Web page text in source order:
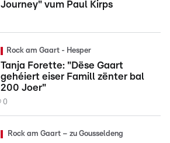
Journey" vum Paul Kirps
Rock am Gaart - Hesper
Tanja Forette: "Dëse Gaart
gehéiert eiser Famill zënter bal
200 Joer"
0
Rock am Gaart – zu Gousseldeng